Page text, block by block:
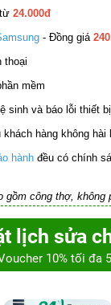
24.000đ
- Đồng giá
thoại
mềm
sinh và báo lỗi thiết bị
khách hàng không hài
hành đều có chính
gồm công thợ, không
lịch sửa
10% tối đa